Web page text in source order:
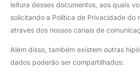
leitura desses documentos, aos quais
solicitando a Política de Privacidade do
através dos nossos canais de
Além disso, também existem outras
dados poderão ser compartilhados: